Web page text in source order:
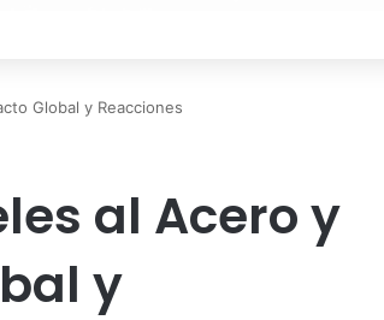
Global y Reacciones
al Acero y
y